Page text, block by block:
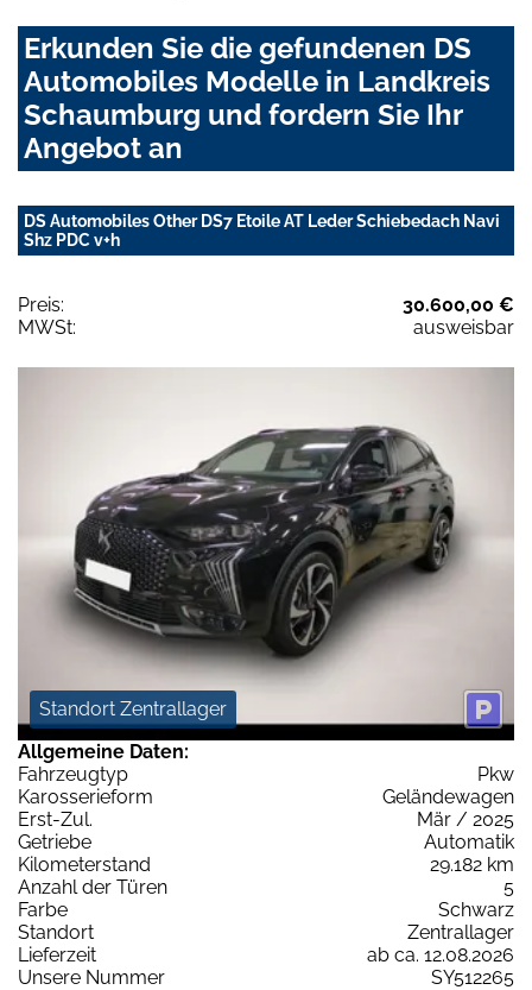
Erkunden Sie die gefundenen DS
Automobiles Modelle in Landkreis
Schaumburg und fordern Sie Ihr
Angebot an
DS Automobiles Other DS7 Etoile AT Leder Schiebedach Navi
Shz PDC v+h
Preis:
30.600,00 €
MWSt:
ausweisbar
Standort Zentrallager
Allgemeine Daten:
Fahrzeugtyp
Pkw
Karosserieform
Geländewagen
Erst-Zul.
Mär / 2025
Getriebe
Automatik
Kilometerstand
29.182 km
Anzahl der Türen
5
Farbe
Schwarz
Standort
Zentrallager
Lieferzeit
ab ca. 12.08.2026
Unsere Nummer
SY512265